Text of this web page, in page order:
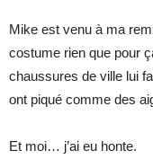
Mike est venu à ma
costume rien que pour
chaussures de ville lui
ont piqué comme des
Et moi… j’ai eu honte.